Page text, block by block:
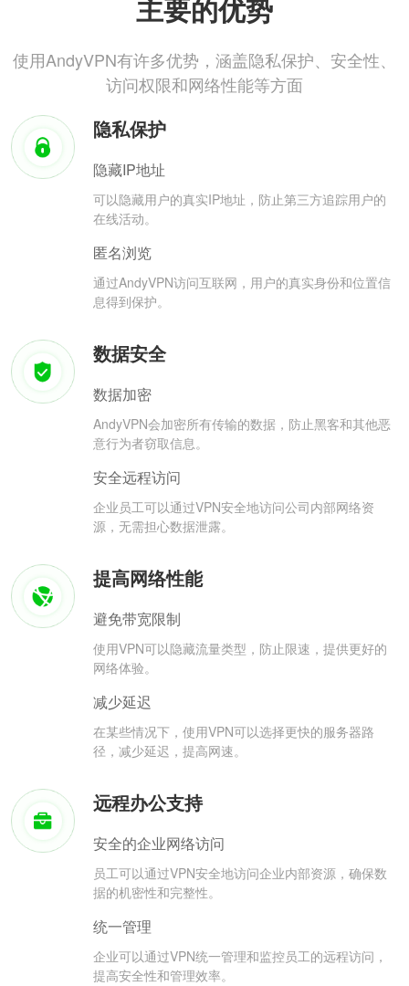
主要的优势
使用AndyVPN有许多优势，涵盖隐私保护、安全性、
访问权限和网络性能等方面
隐私保护
隐藏IP地址
可以隐藏用户的真实IP地址，防止第三方追踪用户的
在线活动。
匿名浏览
通过AndyVPN访问互联网，用户的真实身份和位置信
息得到保护。
数据安全
数据加密
AndyVPN会加密所有传输的数据，防止黑客和其他恶
意行为者窃取信息。
安全远程访问
企业员工可以通过VPN安全地访问公司内部网络资
源，无需担心数据泄露。
提高网络性能
避免带宽限制
使用VPN可以隐藏流量类型，防止限速，提供更好的
网络体验。
减少延迟
在某些情况下，使用VPN可以选择更快的服务器路
径，减少延迟，提高网速。
远程办公支持
安全的企业网络访问
员工可以通过VPN安全地访问企业内部资源，确保数
据的机密性和完整性。
统一管理
企业可以通过VPN统一管理和监控员工的远程访问，
提高安全性和管理效率。